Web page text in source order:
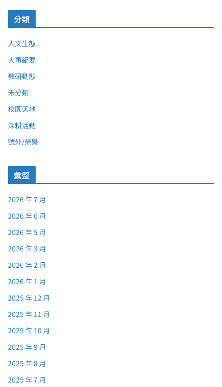
分類
人文生態
大事紀要
教研動態
未分類
校園天地
深耕活動
號外/榮譽
彙整
2026 年 7 月
2026 年 6 月
2026 年 5 月
2026 年 3 月
2026 年 2 月
2026 年 1 月
2025 年 12 月
2025 年 11 月
2025 年 10 月
2025 年 9 月
2025 年 8 月
2025 年 7 月